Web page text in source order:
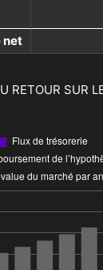
net
RETOUR SUR